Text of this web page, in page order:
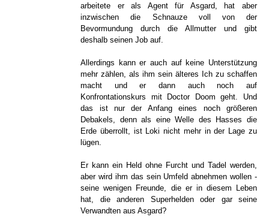
arbeitete er als Agent für Asgard, hat aber
inzwischen die Schnauze voll von der
Bevormundung durch die Allmutter und gibt
deshalb seinen Job auf.
Allerdings kann er auch auf keine Unterstützung
mehr zählen, als ihm sein älteres Ich zu schaffen
macht und er dann auch noch auf
Konfrontationskurs mit Doctor Doom geht. Und
das ist nur der Anfang eines noch größeren
Debakels, denn als eine Welle des Hasses die
Erde überrollt, ist Loki nicht mehr in der Lage zu
lügen.
Er kann ein Held ohne Furcht und Tadel werden,
aber wird ihm das sein Umfeld abnehmen wollen -
seine wenigen Freunde, die er in diesem Leben
hat, die anderen Superhelden oder gar seine
Verwandten aus Asgard?